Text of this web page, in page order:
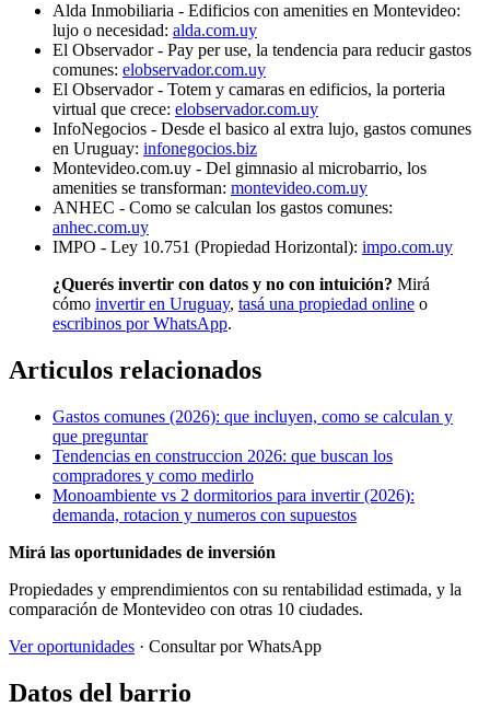
Alda Inmobiliaria - Edificios con amenities en Montevideo:
lujo o necesidad: alda.com.uy
El Observador - Pay per use, la tendencia para reducir gastos
comunes: elobservador.com.uy
El Observador - Totem y camaras en edificios, la porteria
virtual que crece: elobservador.com.uy
InfoNegocios - Desde el basico al extra lujo, gastos comunes
en Uruguay: infonegocios.biz
Montevideo.com.uy - Del gimnasio al microbarrio, los
amenities se transforman: montevideo.com.uy
ANHEC - Como se calculan los gastos comunes:
anhec.com.uy
IMPO - Ley 10.751 (Propiedad Horizontal): impo.com.uy
¿Querés invertir con datos y no con intuición? Mirá
cómo invertir en Uruguay, tasá una propiedad online o
escribinos por WhatsApp.
Articulos relacionados
Gastos comunes (2026): que incluyen, como se calculan y
que preguntar
Tendencias en construccion 2026: que buscan los
compradores y como medirlo
Monoambiente vs 2 dormitorios para invertir (2026):
demanda, rotacion y numeros con supuestos
Mirá las oportunidades de inversión
Propiedades y emprendimientos con su rentabilidad estimada, y la
comparación de Montevideo con otras 10 ciudades.
Ver oportunidades · Consultar por WhatsApp
Datos del barrio